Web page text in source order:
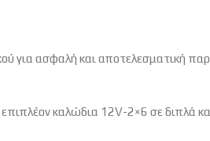
για ασφαλή και αποτελεσματική
καλώδια 12V-2×6 σε